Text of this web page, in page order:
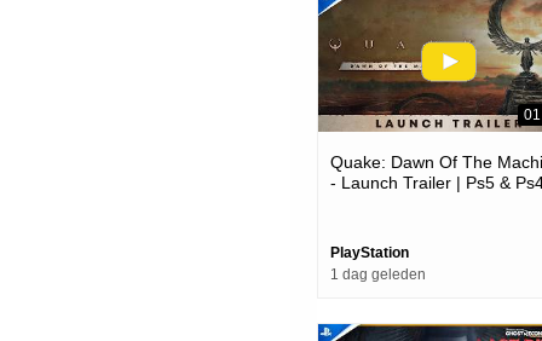
Quake: Dawn Of The
- Launch Trailer | Ps5 &
PlayStation
1 dag geleden